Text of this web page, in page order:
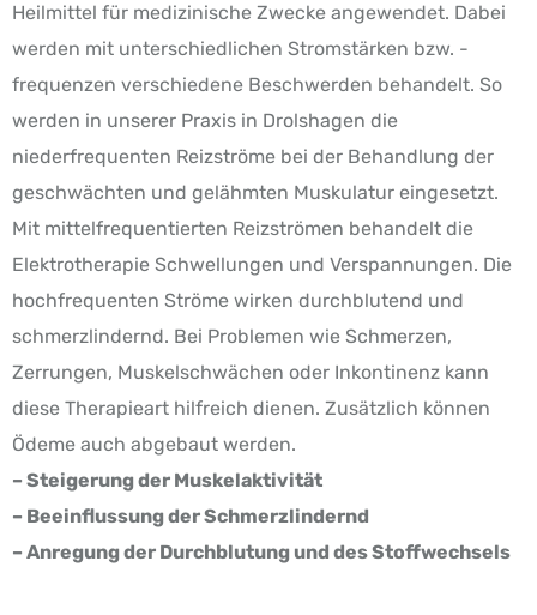
Heilmittel für medizinische Zwecke angewendet. Dabei
werden mit unterschiedlichen Stromstärken bzw. -
frequenzen verschiedene Beschwerden behandelt. So
werden in unserer Praxis in Drolshagen die
niederfrequenten Reizströme bei der Behandlung der
geschwächten und gelähmten Muskulatur eingesetzt.
Mit mittelfrequentierten Reizströmen behandelt die
Elektrotherapie Schwellungen und Verspannungen. Die
hochfrequenten Ströme wirken durchblutend und
schmerzlindernd. Bei Problemen wie Schmerzen,
Zerrungen, Muskelschwächen oder Inkontinenz kann
diese Therapieart hilfreich dienen. Zusätzlich können
Ödeme auch abgebaut werden.
– Steigerung der Muskelaktivität
– Beeinflussung der Schmerzlindernd
– Anregung der Durchblutung und des Stoffwechsels